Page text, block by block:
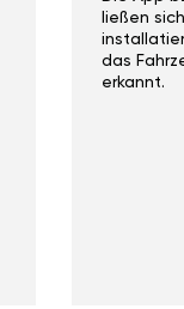
ließen
das
erkannt.